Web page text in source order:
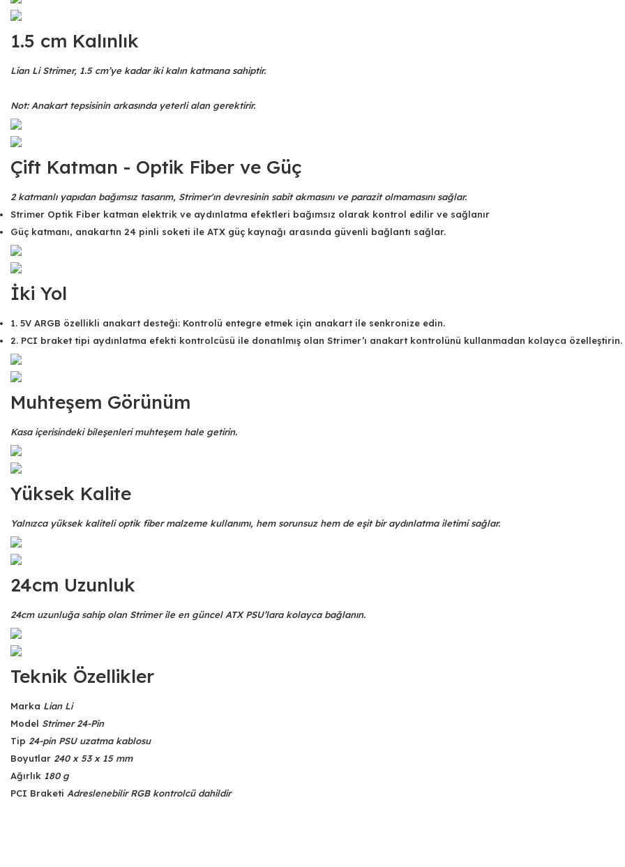
1.5 cm Kalınlık
Lian Li Strimer, 1.5 cm’ye kadar iki kalın katmana sahiptir.
Not: Anakart tepsisinin arkasında yeterli alan gerektirir.
Çift Katman - Optik Fiber ve Güç
2 katmanlı yapıdan bağımsız tasarım, Strimer'ın devresinin sabit akmasını ve parazit olmamasını sağlar.
Strimer Optik Fiber katman elektrik ve aydınlatma efektleri bağımsız olarak kontrol edilir ve sağlanır
Güç katmanı, anakartın 24 pinli soketi ile ATX güç kaynağı arasında güvenli bağlantı sağlar.
İki Yol
1. 5V ARGB özellikli anakart desteği: Kontrolü entegre etmek için anakart ile senkronize edin.
2. PCI braket tipi aydınlatma efekti kontrolcüsü ile donatılmış olan Strimer’ı anakart kontrolünü kullanmadan kolayca özelleştirin.
Muhteşem Görünüm
Kasa içerisindeki bileşenleri muhteşem hale getirin.
Yüksek Kalite
Yalnızca yüksek kaliteli optik fiber malzeme kullanımı, hem sorunsuz hem de eşit bir aydınlatma iletimi sağlar.
24cm Uzunluk
24cm uzunluğa sahip olan Strimer ile en güncel ATX PSU’lara kolayca bağlanın.
Teknik Özellikler
Marka Lian Li
Model Strimer 24-Pin
Tip 24-pin PSU uzatma kablosu
Boyutlar 240 x 53 x 15 mm
Ağırlık 180 g
PCI Braketi Adreslenebilir RGB kontrolcü dahildir